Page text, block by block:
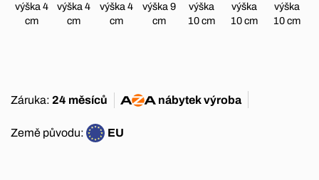
výška 4
cm
výška 4
cm
výška 4
cm
výška 9
cm
výška
10 cm
výška
10 cm
výška
10 cm
Záruka: 24 měsíců nábytekvýroba
Země původu: EU